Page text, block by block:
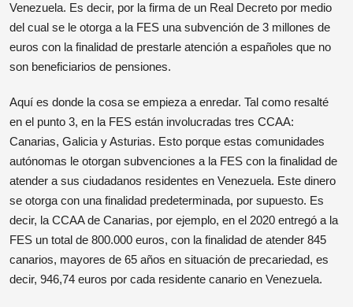
Venezuela. Es decir, por la firma de un Real Decreto por medio
del cual se le otorga a la FES una subvención de 3 millones de
euros con la finalidad de prestarle atención a españoles que no
son beneficiarios de pensiones.
Aquí es donde la cosa se empieza a enredar. Tal como resalté
en el punto 3, en la FES están involucradas tres CCAA:
Canarias, Galicia y Asturias. Esto porque estas comunidades
autónomas le otorgan subvenciones a la FES con la finalidad de
atender a sus ciudadanos residentes en Venezuela. Este dinero
se otorga con una finalidad predeterminada, por supuesto. Es
decir, la CCAA de Canarias, por ejemplo, en el 2020 entregó a la
FES un total de 800.000 euros, con la finalidad de atender 845
canarios, mayores de 65 años en situación de precariedad, es
decir, 946,74 euros por cada residente canario en Venezuela.